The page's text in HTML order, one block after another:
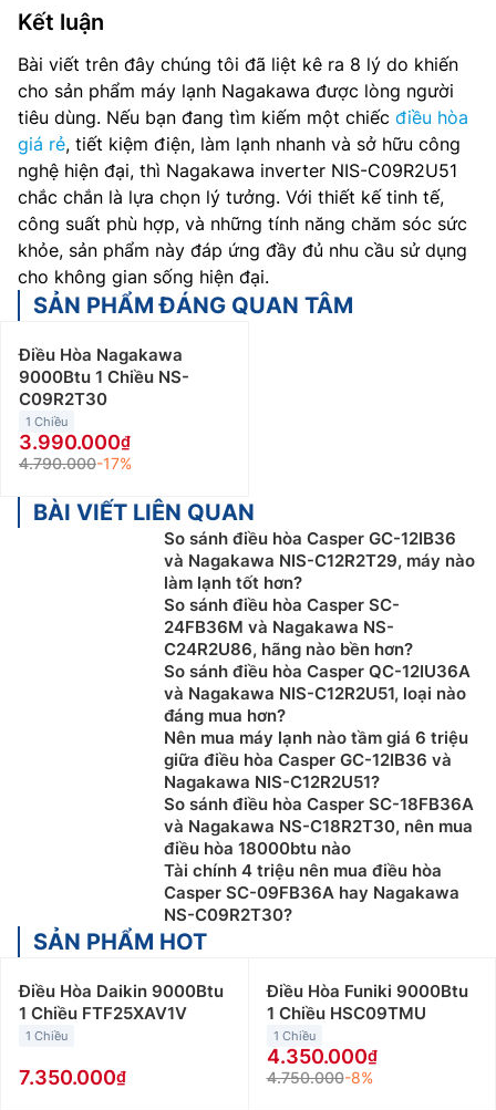
Kết luận
Bài viết trên đây chúng tôi đã liệt kê ra 8 lý do khiến
cho sản phẩm máy lạnh Nagakawa được lòng người
tiêu dùng. Nếu bạn đang tìm kiếm một chiếc điều hòa
giá rẻ, tiết kiệm điện, làm lạnh nhanh và sở hữu công
nghệ hiện đại, thì Nagakawa inverter NIS-C09R2U51
chắc chắn là lựa chọn lý tưởng. Với thiết kế tinh tế,
công suất phù hợp, và những tính năng chăm sóc sức
khỏe, sản phẩm này đáp ứng đầy đủ nhu cầu sử dụng
cho không gian sống hiện đại.
SẢN PHẨM ĐÁNG QUAN TÂM
Điều Hòa Nagakawa
9000Btu 1 Chiều NS-
C09R2T30
1 Chiều
3.990.000
4.790.000-17%
BÀI VIẾT LIÊN QUAN
So sánh điều hòa Casper GC-12IB36
và Nagakawa NIS-C12R2T29, máy nào
làm lạnh tốt hơn?
So sánh điều hòa Casper SC-
24FB36M và Nagakawa NS-
C24R2U86, hãng nào bền hơn?
So sánh điều hòa Casper QC-12IU36A
và Nagakawa NIS-C12R2U51, loại nào
đáng mua hơn?
Nên mua máy lạnh nào tầm giá 6 triệu
giữa điều hòa Casper GC-12IB36 và
Nagakawa NIS-C12R2U51?
So sánh điều hòa Casper SC-18FB36A
và Nagakawa NS-C18R2T30, nên mua
điều hòa 18000btu nào
Tài chính 4 triệu nên mua điều hòa
Casper SC-09FB36A hay Nagakawa
NS-C09R2T30?
SẢN PHẨM HOT
Điều Hòa Daikin 9000Btu
1 Chiều FTF25XAV1V
1 Chiều
7.350.000
Điều Hòa Funiki 9000Btu
1 Chiều HSC09TMU
1 Chiều
4.350.000
4.750.000-8%